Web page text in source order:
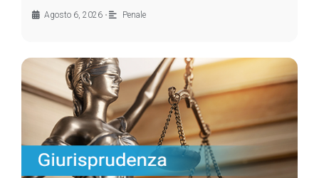
Agosto 6, 2026 • Penale